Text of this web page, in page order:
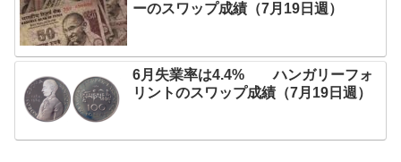
ーのスワップ成績（7月19日週）
6月失業率は4.4% ハンガリーフォ
リントのスワップ成績（7月19日週）